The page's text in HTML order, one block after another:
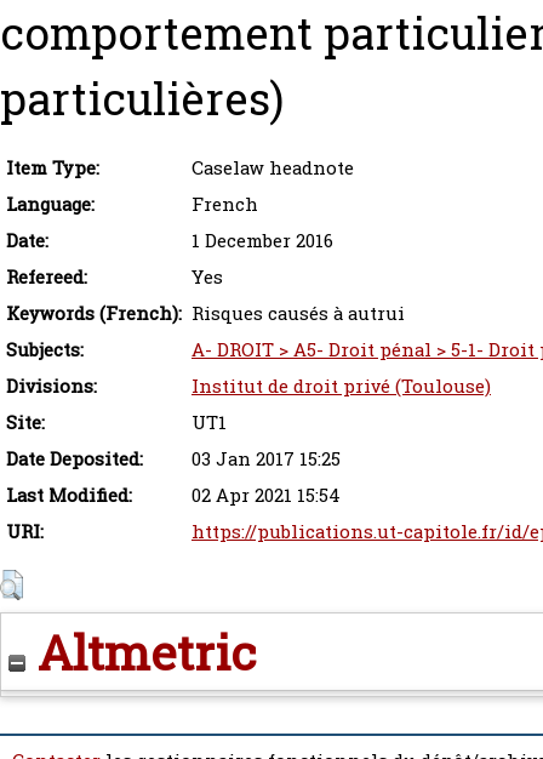
comportement
particulières)
Item Type:
Caselaw headnote
Language:
French
Date:
1 December 2016
Refereed:
Yes
Keywords (French): Risques causés à autrui
Subjects:
A- DROIT > A5- Droit pénal > 5-1-
Divisions:
Institut de droit privé (Toulouse)
Site:
UT1
Date Deposited:
03 Jan 2017 15:25
Last Modified:
02 Apr 2021 15:54
URI:
https://publications.ut-capitole.fr/id/
Altmetric